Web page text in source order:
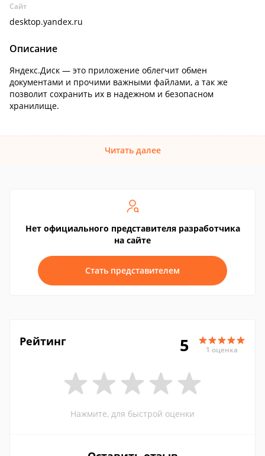
Сайт
desktop.yandex.ru
Описание
Яндекс.Диск — это приложение облегчит обмен
документами и прочими важными файлами, а так же
позволит сохранить их в надежном и безопасном
хранилище.
Читать далее
Нет официального представителя разработчика
на сайте
Стать представителем
Рейтинг 5 1 оценка
Нажмите, для быстрой оценки